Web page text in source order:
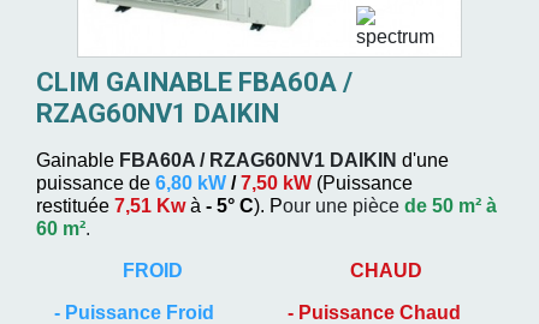
CLIM GAINABLE FBA60A /
RZAG60NV1 DAIKIN
Gainable FBA60A / RZAG60NV1 DAIKIN d'une
puissance de 6,80 kW /7,50 kW (Puissance
restituée 7,51 Kwà - 5° C). Pour une pièce de 50 m² à
60 m².
FROID
- Puissance Froid
CHAUD
- Puissance Chaud